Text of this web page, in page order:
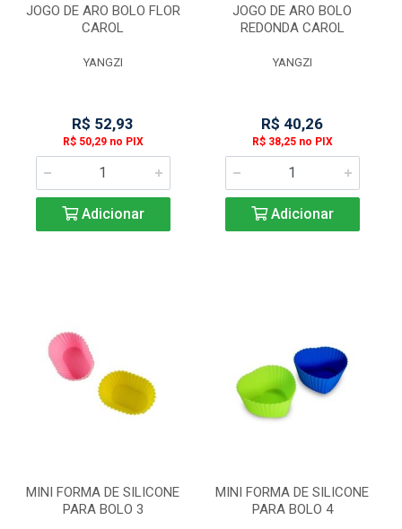
JOGO DE ARO BOLO FLOR
CAROL
YANGZI
R$ 52,93
R$ 50,29 no PIX
Adicionar
JOGO DE ARO BOLO
REDONDA CAROL
YANGZI
R$ 40,26
R$ 38,25 no PIX
Adicionar
MINI FORMA DE SILICONE
PARA BOLO 3
MINI FORMA DE SILICONE
PARA BOLO 4